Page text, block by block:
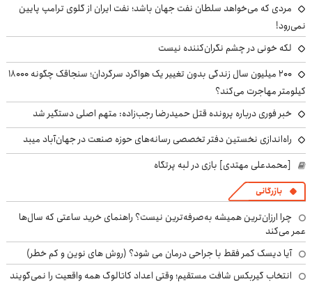
مردی که می‌خواهد سلطان نفت جهان باشد؛ نفت ایران از گلوی ترامپ پایین
نمی‌رود!
لکه خونی در چشم نگران‌کننده نیست
۲۰۰ میلیون سال زندگی بدون تغییر یک هواگرد سرگردان؛ سنجاقک‌ چگونه ۱۸۰۰۰
کیلومتر مهاجرت می‌کند؟
خبر فوری درباره پرونده قتل حمیدرضا رجب‌زاده: متهم اصلی دستگیر شد
راه‌اندازی نخستین دفتر تخصصی رسانه‌های حوزه صنعت در جهان‌آباد میبد
[محمدعلی مهتدی] بازی در لبه پرتگاه
بازرگانی
چرا ارزان‌ترین همیشه به‌صرفه‌ترین نیست؟ راهنمای خرید ساعتی که سال‌ها
عمر می‌کند
آیا دیسک کمر فقط با جراحی درمان می شود؟ (روش های نوین و کم خطر)
انتخاب گیربکس شافت مستقیم؛ وقتی اعداد کاتالوگ همه واقعیت را نمی‌گویند